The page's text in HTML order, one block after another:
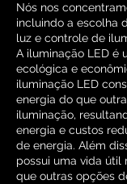
Nós nos
incluindo a escolha
luz e controle de
A iluminação LED é
ecológica e
iluminação LED
energia do que
iluminação,
energia e custos
de energia. Além
possui uma vida útil
que outras opções